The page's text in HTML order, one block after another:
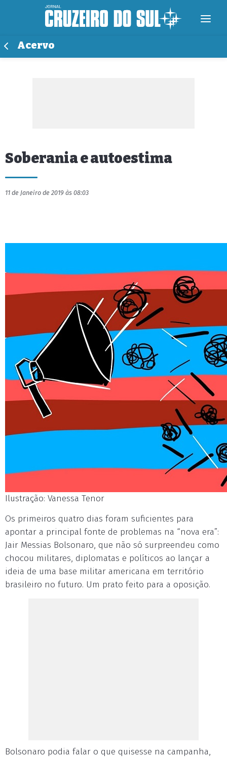
Acervo
Soberania e autoestima
11 de Janeiro de 2019 às 08:03
Ilustração: Vanessa Tenor
Os primeiros quatro dias foram suficientes para
apontar a principal fonte de problemas na “nova era”:
Jair Messias Bolsonaro, que não só surpreendeu como
chocou militares, diplomatas e políticos ao lançar a
ideia de uma base militar americana em território
brasileiro no futuro. Um prato feito para a oposição.
Bolsonaro podia falar o que quisesse na campanha,